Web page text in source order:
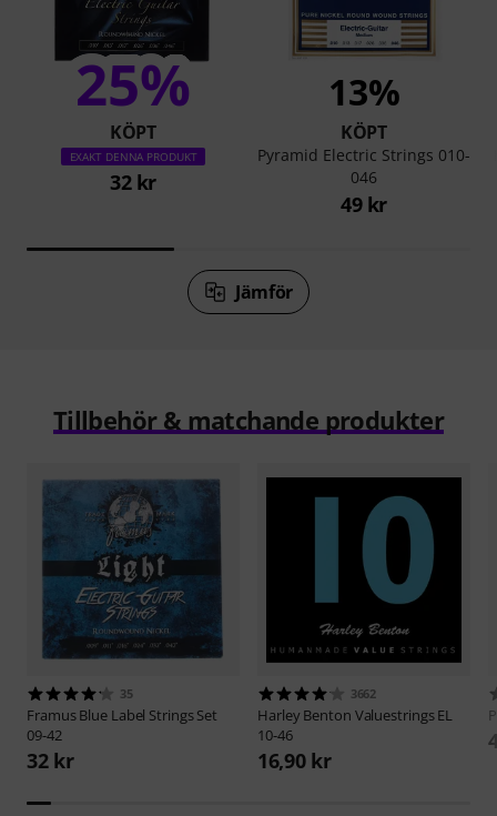
25%
KÖPT
EXAKT DENNA PRODUKT
32 kr
13%
KÖPT
Pyramid Electric Strings 010-
046
49 kr
Jämför
Tillbehör & matchande produkter
35
FramusBlue Label Strings Set
09-42
32 kr
3662
Harley Benton Valuestrings EL
10-46
16,90 kr